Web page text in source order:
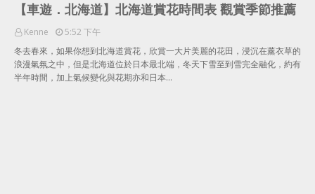
【車遊．北海道】北海道賞花時間表 觀賞季節推薦
Kenne
5:52 下午
冬去春來，如果你想到北海道賞花，欣賞一大片美麗的花田，浸沉在薰衣草的
浪漫氣氛之中，但是北海道位於日本最北端，冬天下雪至到雪完全融化，約有
半年時間，加上氣候變化與花期亦和日本…